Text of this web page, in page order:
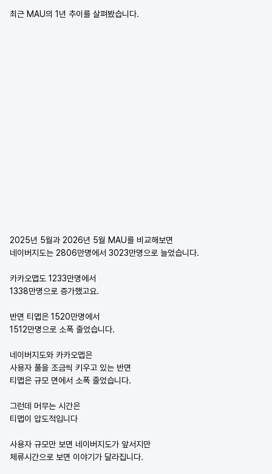
최근 MAU의 1년 추이를 살펴봤습니다.
2025년 5월과 2026년 5월 MAU를 비교해보면
네이버지도는 2806만명에서 3023만명으로 늘었습니다.
카카오맵도 1233만명에서
1338만명으로 증가했고요.
반면 티맵은 1520만명에서
1512만명으로 소폭 줄었습니다.
네이버지도와 카카오맵은
사용자 풀을 조금씩 키우고 있는 반면
티맵은 규모 면에서 소폭 줄었습니다.
그런데 머무는 시간은
티맵이 압도적입니다
사용자 규모만 보면 네이버지도가 앞서지만
체류시간으로 보면 이야기가 달라집니다.